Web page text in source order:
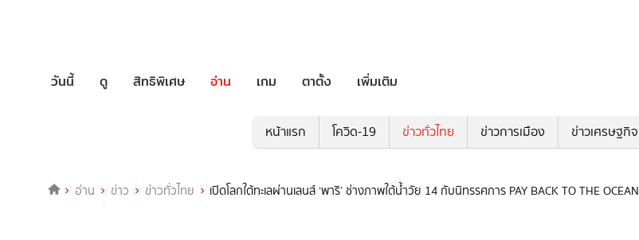
วันนี้ ดู สิทธิพิเศษ อ่าน เกม ตาตั้ง เพิ่มเติม
หน้าแรก โควิด-19 ข่าวทั่วไทย ข่าวการเมือง ข่าวเศรษฐกิจ
อ่าน ข่าว ข่าวทั่วไทย เปิดโลกใต้ทะเลผ่านเลนส์ ‘พาริ’ ช่างภาพใต้น้ำวัย 14 กับนิทรรศการ PAY BACK TO THE OCEAN